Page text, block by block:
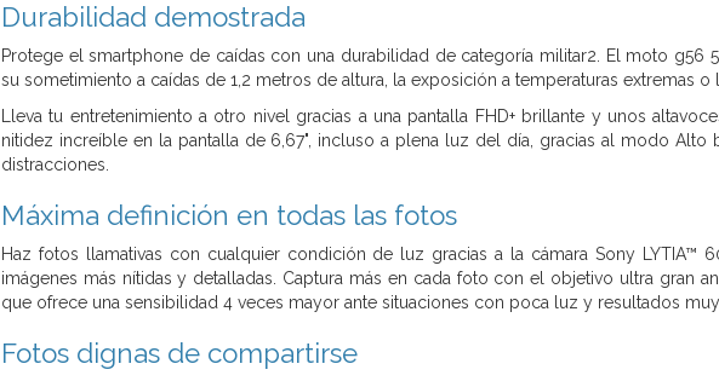
Durabilidad demostrada
Protege el smartphone de caídas con una durabilidad de categoría militar2. El moto g56
su sometimiento a caídas de 1,2 metros de altura, la exposición a temperaturas extremas o
Lleva tu entretenimiento a otro nivel gracias a una pantalla FHD+ brillante y unos
nitidez increíble en la pantalla de 6,67", incluso a plena luz del día, gracias al modo
distracciones.
Máxima definición en todas las fotos
Haz fotos llamativas con cualquier condición de luz gracias a la cámara Sony LYTIA™
imágenes más nítidas y detalladas. Captura más en cada foto con el objetivo ultra gran
que ofrece una sensibilidad 4 veces mayor ante situaciones con poca luz y resultados
Fotos dignas de compartirse